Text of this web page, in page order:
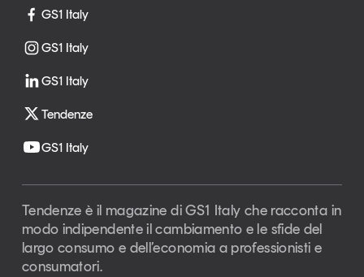
GS1 Italy
GS1 Italy
GS1 Italy
Tendenze
GS1 Italy
Tendenze è il magazine di GS1 Italy che racconta in
modo indipendente il cambiamento e le sfide del
largo consumo e dell’economia a professionisti e
consumatori.